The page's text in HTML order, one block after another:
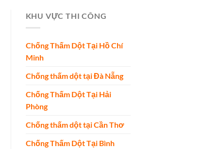
KHU VỰC THI CÔNG
Chống Thấm Dột Tại Hồ Chí
Minh
Chống thấm dột tại Đà Nẵng
Chống Thấm Dột Tại Hải
Phòng
Chống thấm dột tại Cần Thơ
Chống Thấm Dột Tại Bình